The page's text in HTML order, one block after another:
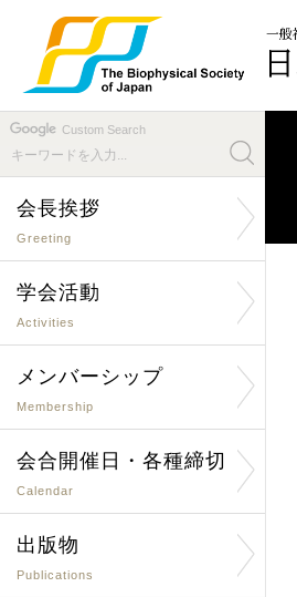
Custom Search
会長挨拶
Greeting
学会活動
Activities
メンバーシップ
Membership
会合開催日・各種締切
Calendar
出版物
Publications